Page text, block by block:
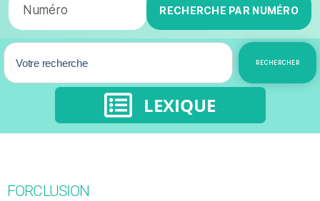
RECHERCHE PAR NUMÉRO
RECHERCHER
LEXIQUE
FORCLUSION